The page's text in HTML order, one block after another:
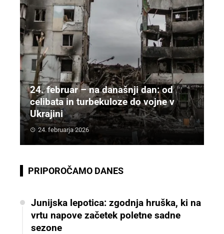
24. februar – na današnji dan: od
celibata in turbekuloze do vojne v
Ukrajini
24. februarja 2026
PRIPOROČAMO DANES
Junijska lepotica: zgodnja hruška, ki na
vrtu napove začetek poletne sadne
sezone